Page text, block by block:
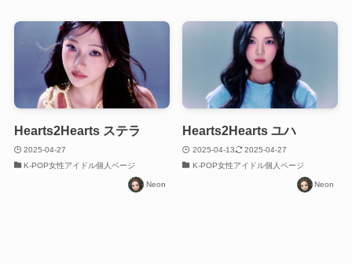
Hearts2Hearts ステラ
2025-04-27
K-POP女性アイドル個人ページ
Neon
Hearts2Hearts ユハ
2025-04-13
2025-04-27
K-POP女性アイドル個人ページ
Neon